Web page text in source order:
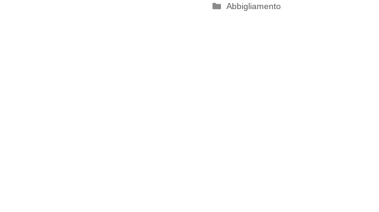
Categorie
Abbigliamento